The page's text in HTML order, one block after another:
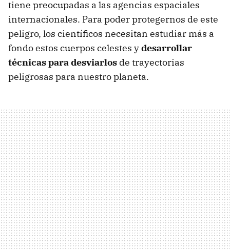
tiene preocupadas a las agencias espaciales
internacionales. Para poder protegernos de este
peligro, los científicos necesitan estudiar más a
fondo estos cuerpos celestes ydesarrollar
técnicas para desviarlos de trayectorias
peligrosas para nuestro planeta.